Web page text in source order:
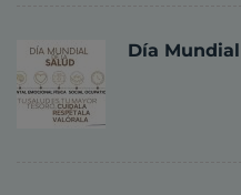
Día